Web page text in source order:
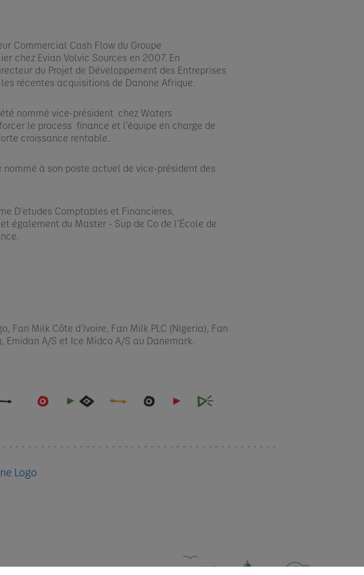
Commercial Cash Flow du Groupe
chez Evian Volvic Sources en 2007. En
du Projet de Développement des Entreprises
récentes acquisitions de Danone Afrique.​
nommé vice-président chez Waters
le process finance et l’équipe en charge de
croissance rentable.​
nommé à son poste actuel de vice-président des
D’etudes Comptables et Financieres,
également du Master - Sup de Co de l’École de
Fan Milk Côte d’Ivoire, Fan Milk PLC (Nigeria), Fan
A/S et Ice Midco A/S au Danemark.​